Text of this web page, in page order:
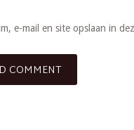
e-mail en site opslaan in